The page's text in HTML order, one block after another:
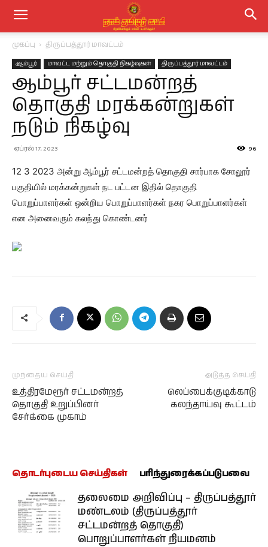
முகப்பு திருப்பத்தூர் மாவட்டம்
ஆம்பூர் மாவட்ட மற்றும் தொகுதி நிகழ்வுகள் திருப்பத்தூர் மாவட்டம்
ஆம்பூர் சட்டமன்றத்
தொகுதி மரக்கன்றுகள்
நடும் நிகழ்வு
ஏப்ரல் 17, 2023 96
12 3 2023 அன்று ஆம்பூர் சட்டமன்றத் தொகுதி சார்பாக சோலூர்
பகுதியில் மரக்கன்றுகள் நட பட்டன இதில் தொகுதி
பொறுப்பாளர்கள் ஒன்றிய பொறுப்பாளர்கள் நகர பொறுப்பாளர்கள்
என அனைவரும் கலந்து கொண்டனர்
முந்தைய செய்தி
உத்திரமேரூர் சட்டமன்றத்
தொகுதி உறுப்பினர்
சேர்க்கை முகாம்
அடுத்த செய்தி
லெப்பைக்குடிக்காடு
கலந்தாய்வு கூட்டம்
தொடர்புடைய செய்திகள் பரிந்துரைக்கப்படுபவை
தலைமை அறிவிப்பு – திருப்பத்தூர்
மண்டலம் (திருப்பத்தூர்
சட்டமன்றத் தொகுதி)
பொறுப்பாளர்கள் நியமனம்